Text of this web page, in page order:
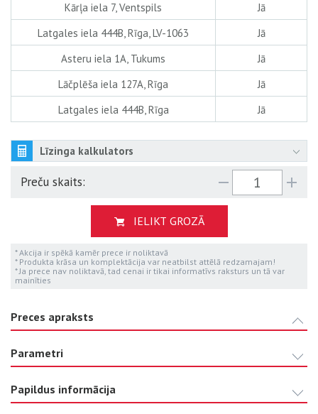
Kārļa iela 7, Ventspils
Jā
Latgales iela 444B, Rīga, LV-1063
Jā
Asteru iela 1A, Tukums
Jā
Lāčplēša iela 127A, Rīga
Jā
Latgales iela 444B, Rīga
Jā
Līzinga kalkulators
Preču skaits:
IELIKT GROZĀ
* Akcija ir spēkā kamēr prece ir noliktavā
* Produkta krāsa un komplektācija var neatbilst attēlā redzamajam!
* Ja prece nav noliktavā, tad cenai ir tikai informatīvs raksturs un tā var
mainīties
Preces apraksts
Parametri
Papildus informācija